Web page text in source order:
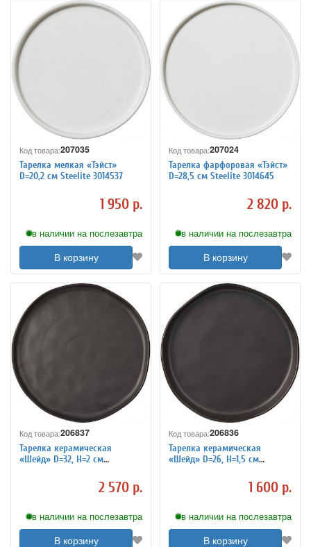
Код товара:207035
Тарелка мелкая «Тэйст»
D=20,2 см Steelite 3014537
1 950 р.
в наличии на послезавтра
В корзину
Код товара:207024
Тарелка фарфоровая «Тэйст»
D=28,5 см Steelite 3014645
2 820 р.
в наличии на послезавтра
В корзину
Код товара:206837
Тарелка керамическая
«Шейд» D=32, H=2 см
2 570 р.
в наличии на послезавтра
В корзину
Код товара:206836
Тарелка керамическая
«Шейд» D=26, H=1,5 см
1 600 р.
в наличии на послезавтра
В корзину